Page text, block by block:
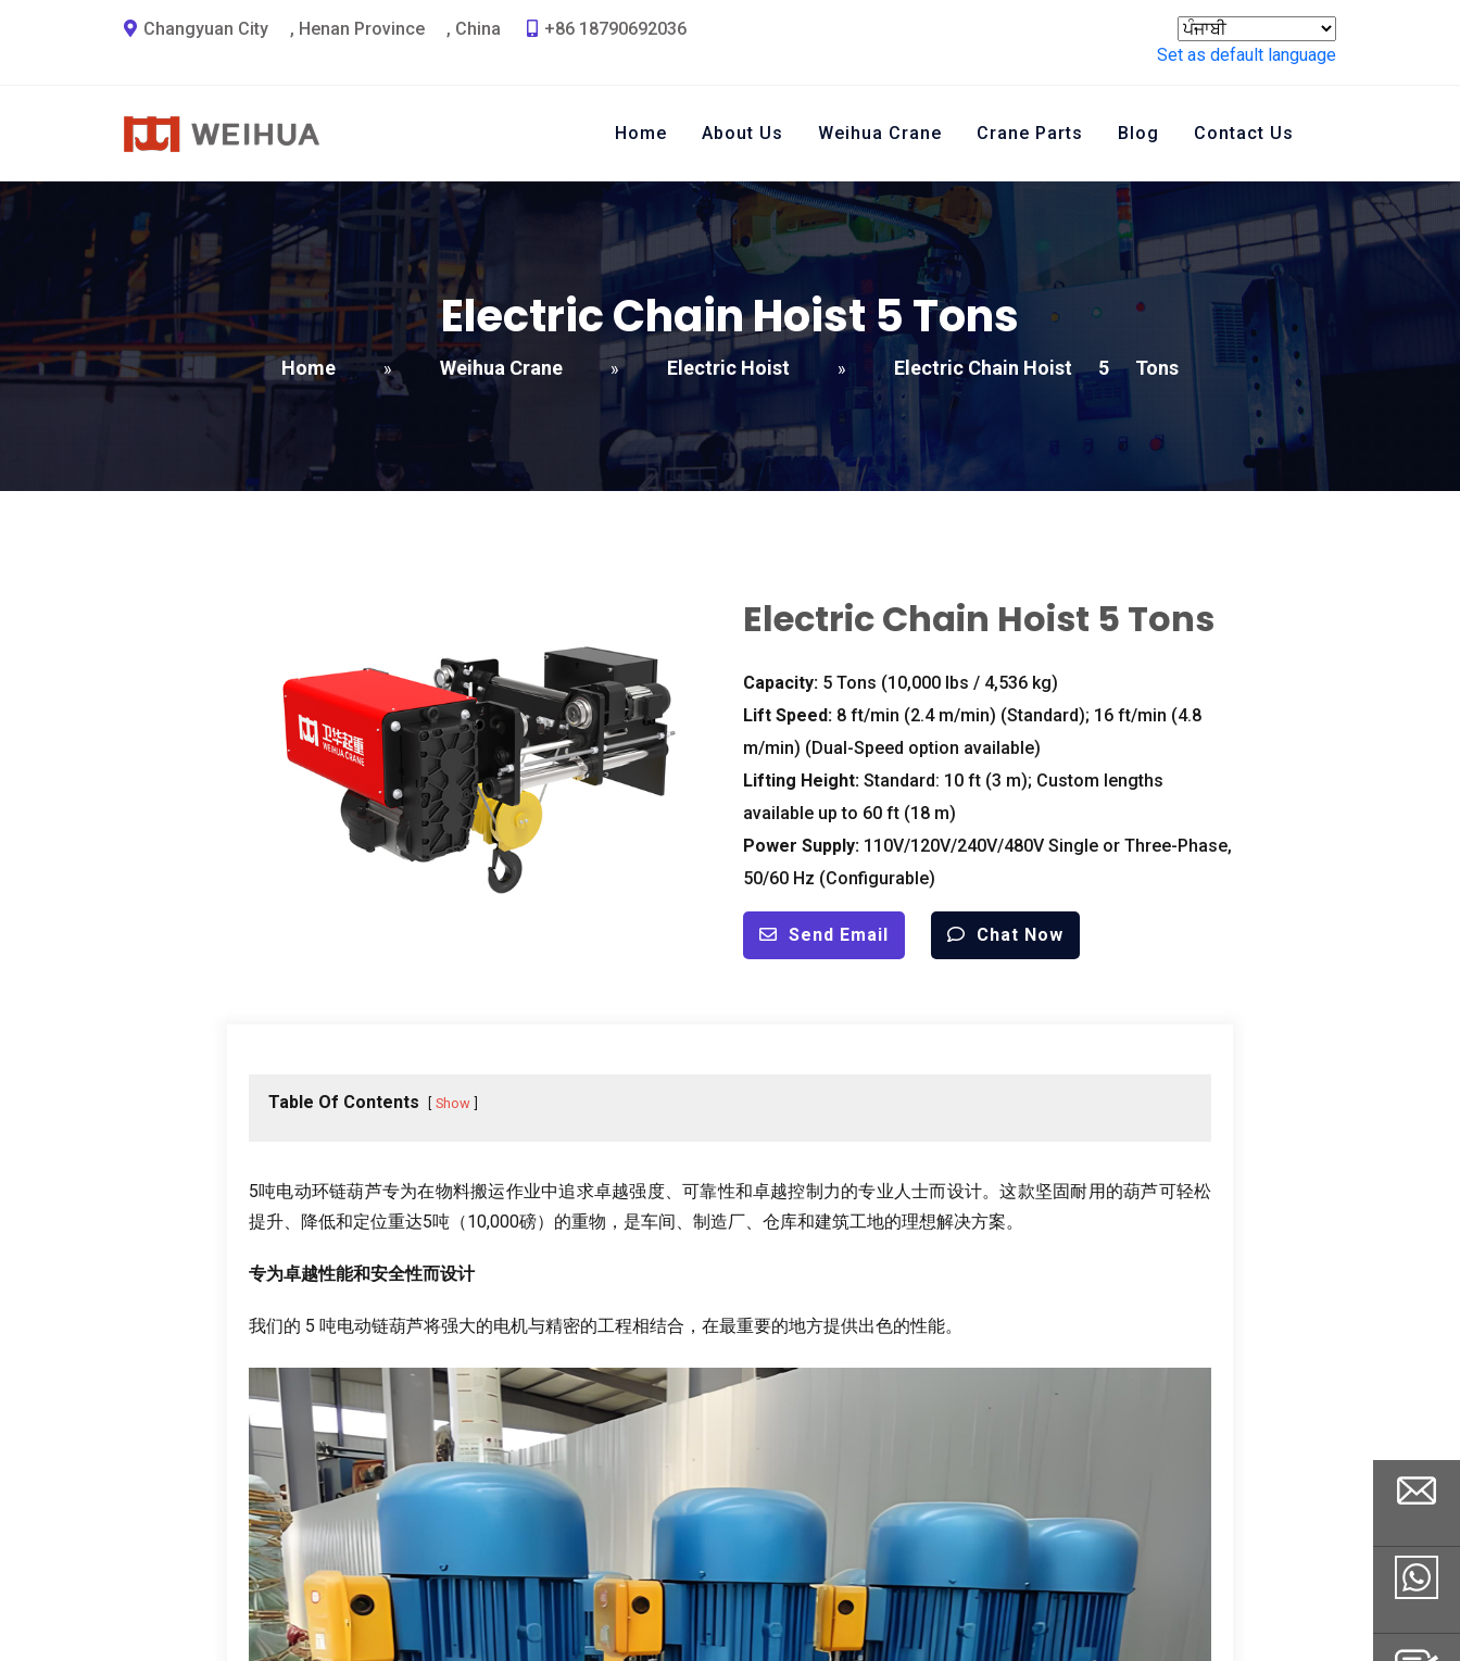
Changyuan City , Henan Province , China
+86 18790692036
Set as default language
Home About Us Weihua Crane Crane Parts Blog Contact Us
Electric Chain Hoist 5Tons
Home » Weihua Crane » Electric Hoist » Electric Chain Hoist 5 Tons
Electric Chain Hoist 5 Tons
Capacity: 5 Tons (10,000 lbs / 4,536 kg)
Lift Speed: 8 ft/min (2.4 m/min) (Standard); 16 ft/min (4.8
m/min) (Dual-Speed option available)
Lifting Height: Standard: 10 ft (3 m); Custom lengths
available up to 60 ft (18 m)
Power Supply: 110V/120V/240V/480V Single or Three-Phase,
50/60 Hz (Configurable)
Send Email Chat Now
Table Of Contents Show
5吨电动环链葫芦专为在物料搬运作业中追求卓越强度、可靠性和卓越控制力的专业人士而设计。这款坚固耐用的葫芦可轻松
提升、 降低和定位重达5吨（10,000磅）的重物 ， 是车间、 制造厂、 仓库和建筑工地的理想解决方案。
专为卓越性能和安全性而设计
我们的 5 吨电动链葫芦将强大的电机与精密的工程相结合 ， 在最重要的地方提供出色的性能。
Email